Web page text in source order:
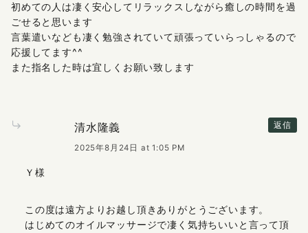
初めての人は凄く安心してリラックスしながら癒しの時間を過
ごせると思います
言葉遣いなども凄く勉強されていて頑張っていらっしゃるので
応援してます^^
また指名した時は宜しくお願い致します
返信
清水隆義
2025年8月24日 at 1:05 PM
Ｙ様
この度は遠方よりお越し頂きありがとうございます。
はじめてのオイルマッサージで凄く気持ちいいと言って頂